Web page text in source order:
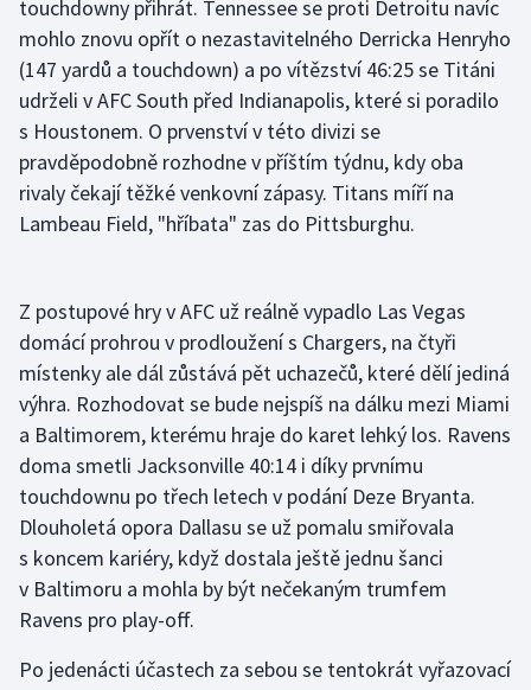
touchdowny přihrát. Tennessee se proti Detroitu navíc
mohlo znovu opřít o nezastavitelného Derricka Henryho
(147 yardů a touchdown) a po vítězství 46:25 se Titáni
udrželi v AFC South před Indianapolis, které si poradilo
s Houstonem. O prvenství v této divizi se
pravděpodobně rozhodne v příštím týdnu, kdy oba
rivaly čekají těžké venkovní zápasy. Titans míří na
Lambeau Field, "hříbata" zas do Pittsburghu.
Z postupové hry v AFC už reálně vypadlo Las Vegas
domácí prohrou v prodloužení s Chargers, na čtyři
místenky ale dál zůstává pět uchazečů, které dělí jediná
výhra. Rozhodovat se bude nejspíš na dálku mezi Miami
a Baltimorem, kterému hraje do karet lehký los. Ravens
doma smetli Jacksonville 40:14 i díky prvnímu
touchdownu po třech letech v podání Deze Bryanta.
Dlouholetá opora Dallasu se už pomalu smiřovala
s koncem kariéry, když dostala ještě jednu šanci
v Baltimoru a mohla by být nečekaným trumfem
Ravens pro play-off.
Po jedenácti účastech za sebou se tentokrát vyřazovací